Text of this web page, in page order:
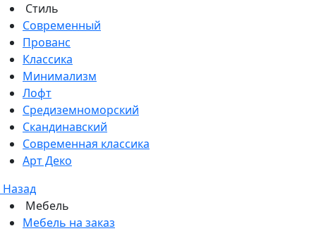
Стиль
Современный
Прованс
Классика
Минимализм
Лофт
Средиземноморский
Скандинавский
Современная классика
Арт Деко
Назад
Мебель
Мебель на заказ